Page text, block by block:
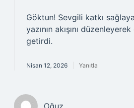
Göktun! Sevgili katkı
yazının akışını
getirdi.
Nisan 12, 2026 Yanıtla
Oğuz